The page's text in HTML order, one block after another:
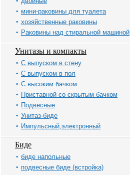
мини-раковины для туалета
хозяйственные раковины
Раковины над стиральной машиной
Унитазы и компакты
С выпуском в стену
С выпуском в пол
С высоким бачком
Приставной со скрытым бачком
Подвесные
Унитаз-биде
Импульсный,электронный
Биде
биде напольные
подвесные биде (встройка)